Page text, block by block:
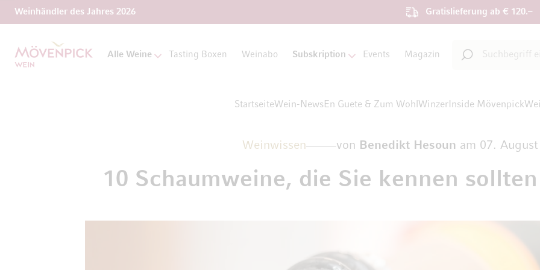
Weinhändler des Jahres 2026 Gratislieferung ab € 120.–
Zur Startseite
Alle Weine Tasting Boxen Weinabo Subskription Events Magazin
Suche
StartseiteWein-News En Guete & Zum Wohl Winzer Inside Mövenpick
Weinwissen von Benedikt Hesoun am 07. August
10 Schaumweine, die Sie kennen sollten